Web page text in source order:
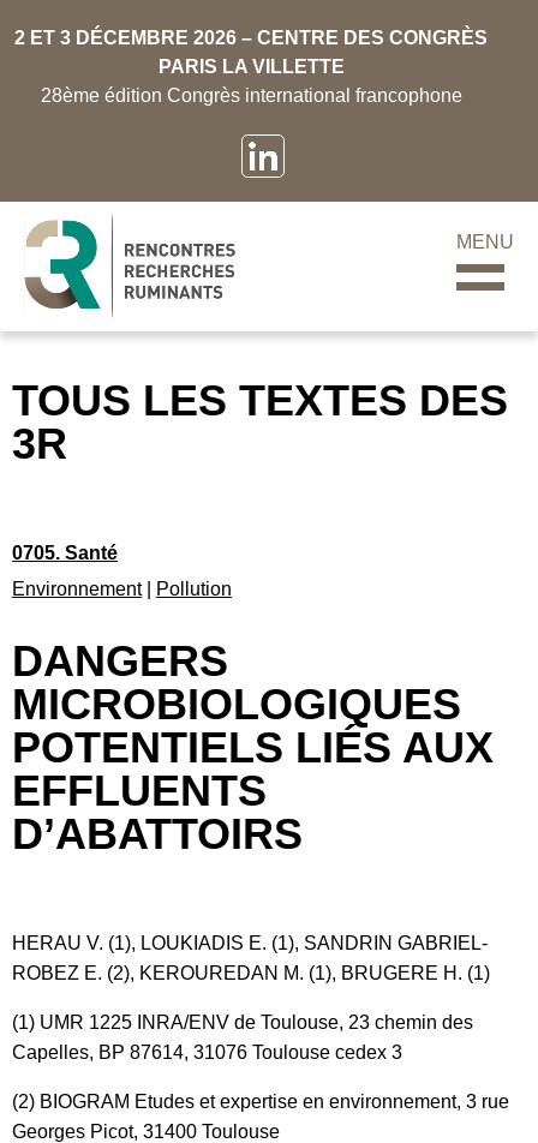
2 ET 3 DÉCEMBRE 2026 – CENTRE DES CONGRÈS
PARIS LA VILLETTE
28ème édition Congrès international francophone
MENU
TOUS LES TEXTES DES
3R
0705. Santé
Environnement| Pollution
DANGERS
MICROBIOLOGIQUES
POTENTIELS LIÉS AUX
EFFLUENTS
D’ABATTOIRS
HERAU V. (1), LOUKIADIS E. (1), SANDRIN GABRIEL-
ROBEZ E. (2), KEROUREDAN M. (1), BRUGERE H. (1)
(1) UMR 1225 INRA/ENV de Toulouse, 23 chemin des
Capelles, BP 87614, 31076 Toulouse cedex 3
(2) BIOGRAM Etudes et expertise en environnement, 3 rue
Georges Picot, 31400 Toulouse